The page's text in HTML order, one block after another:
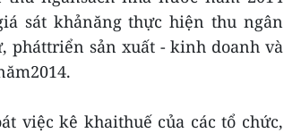
sát khảnăng thực hiện thu ngân
pháttriển sản xuất - kinh doanh và
việc kê khaithuế của các tổ chức,